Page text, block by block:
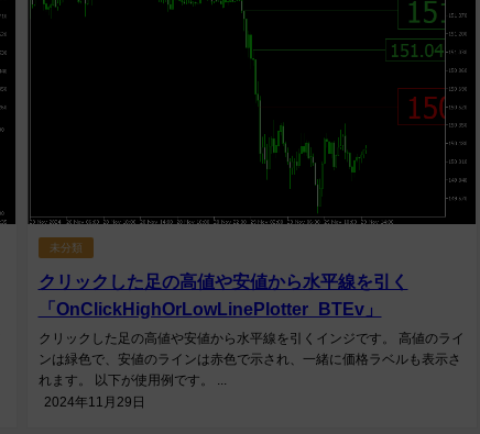
未分類
クリックした足の高値や安値から水平線を引く
「OnClickHighOrLowLinePlotter_BTEv」
クリックした足の高値や安値から水平線を引くインジです。 高値のライ
ンは緑色で、安値のラインは赤色で示され、一緒に価格ラベルも表示さ
れます。 以下が使用例です。 ...
2024年11月29日